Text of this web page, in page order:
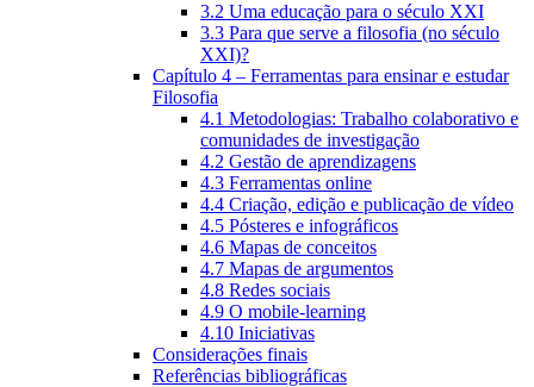
3.2 Uma educação para o século XXI
3.3 Para que serve a filosofia (no século
XXI)?
Capítulo 4 – Ferramentas para ensinar e estudar
Filosofia
4.1 Metodologias: Trabalho colaborativo e
comunidades de investigação
4.2 Gestão de aprendizagens
4.3 Ferramentas online
4.4 Criação, edição e publicação de vídeo
4.5 Pósteres e infográficos
4.6 Mapas de conceitos
4.7 Mapas de argumentos
4.8 Redes sociais
4.9 O mobile-learning
4.10 Iniciativas
Considerações finais
Referências bibliográficas